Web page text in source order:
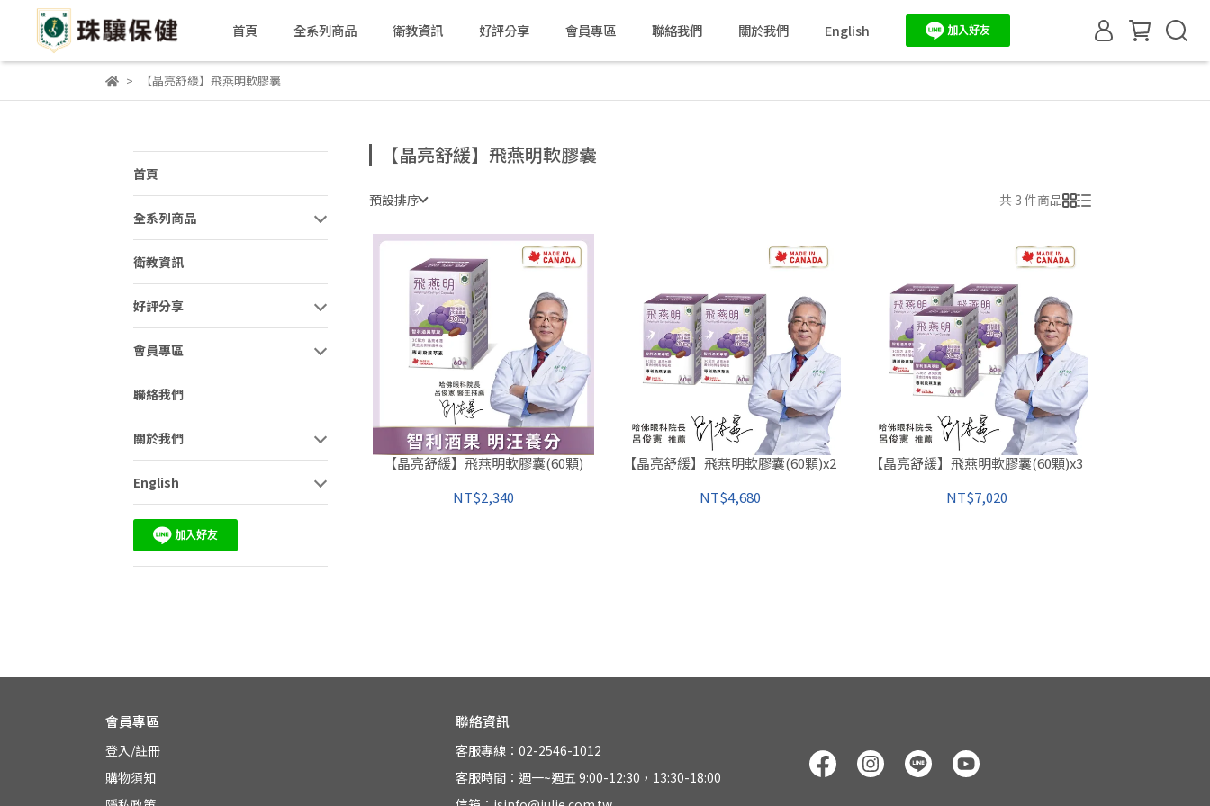
首頁 全系列商品 衛教資訊 好評分享 會員專區 聯絡我們 關於我們 English
【晶亮舒緩】飛燕明軟膠囊
首頁
全系列商品
衛教資訊
好評分享
會員專區
聯絡我們
關於我們
English
【晶亮舒緩】飛燕明軟膠囊
預設排序 共 3 件商品
【晶亮舒緩】飛燕明軟膠囊(60顆)
NT$2,340
【晶亮舒緩】飛燕明軟膠囊(60顆)x2
NT$4,680
【晶亮舒緩】飛燕明軟膠囊(60顆)x3
NT$7,020
會員專區
登入/註冊
購物須知
聯絡資訊
客服專線：02-2546-1012
客服時間：週一~週五 9:00-12:30，13:30-18:00